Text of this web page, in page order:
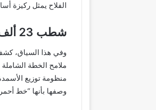
الفلاح يمثل ركيزة
شطب 23 ألف مخالف وإحكام الرقابة الرقمية
وفي هذا السياق،
ملامح الخطة
وصفها بأنها “خط